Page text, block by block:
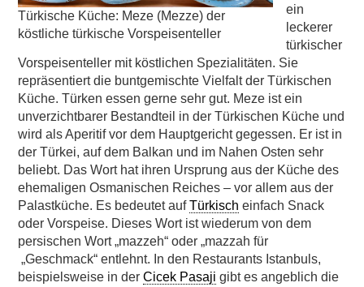
Türkische Küche: Meze (Mezze) der
köstliche türkische Vorspeisenteller
ein
leckerer
türkischer
Vorspeisenteller mit köstlichen Spezialitäten. Sie
repräsentiert die buntgemischte Vielfalt der Türkischen
Küche. Türken essen gerne sehr gut. Meze ist ein
unverzichtbarer Bestandteil in der Türkischen Küche und
wird als Aperitif vor dem Hauptgericht gegessen. Er ist in
der Türkei, auf dem Balkan und im Nahen Osten sehr
beliebt. Das Wort hat ihren Ursprung aus der Küche des
ehemaligen Osmanischen Reiches – vor allem aus der
Palastküche. Es bedeutet aufTürkisch einfach Snack
oder Vorspeise. Dieses Wort ist wiederum von dem
persischen Wort „mazzeh“ oder „mazzah für
„Geschmack“ entlehnt. In den Restaurants Istanbuls,
beispielsweise in derCicek Pasaji gibt es angeblich die